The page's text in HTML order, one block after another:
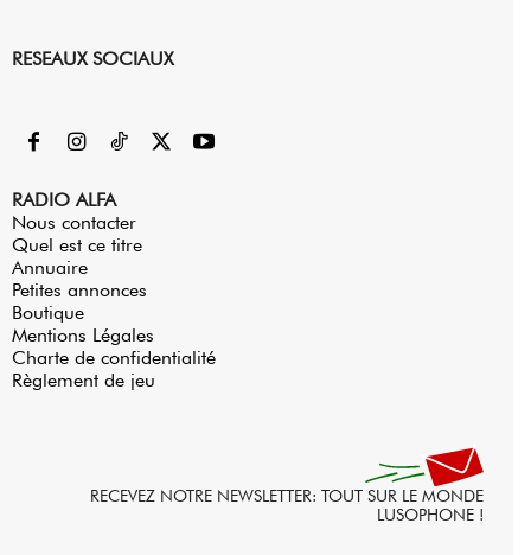
RESEAUX SOCIAUX
RADIO ALFA
Nous contacter
Quel est ce titre
Annuaire
Petites annonces
Boutique
Mentions Légales
Charte de confidentialité
Règlement de jeu
RECEVEZ NOTRE NEWSLETTER: TOUT SUR LE MONDE
LUSOPHONE !